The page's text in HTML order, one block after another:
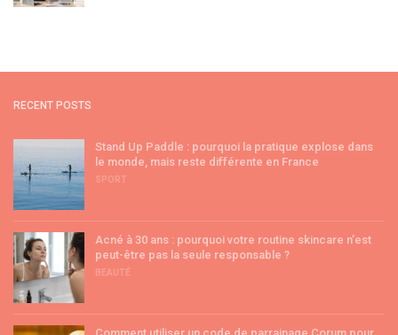
RECENT POSTS
Stand Up Paddle : pourquoi la pratique explose dans
le monde, mais reste différente en France
SPORT
Acné à 30 ans : pourquoi votre routine skincare n’est
peut-être pas la seule responsable ?
BEAUTÉ